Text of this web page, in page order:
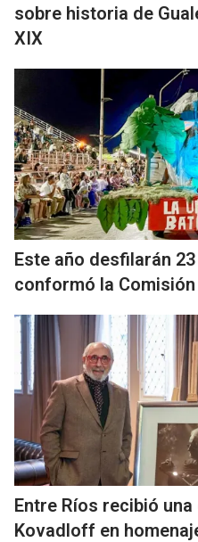
sobre historia de
XIX
Este año desfilarán
conformó la
Entre Ríos recibió
Kovadloff en